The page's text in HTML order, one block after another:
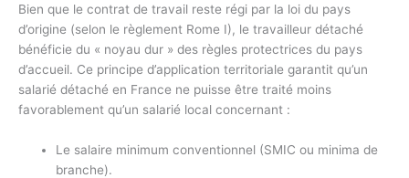
Bien que le contrat de travail reste régi par la loi du pays
d’origine (selon le règlement Rome I), le travailleur détaché
bénéficie du « noyau dur » des règles protectrices du pays
d’accueil. Ce principe d’application territoriale garantit qu’un
salarié détaché en France ne puisse être traité moins
favorablement qu’un salarié local concernant :
Le salaire minimum conventionnel (SMIC ou minima de
branche).